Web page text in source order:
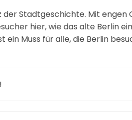
der Stadtgeschichte. Mit engen
hier, wie das alte Berlin
Muss für alle, die Berlin